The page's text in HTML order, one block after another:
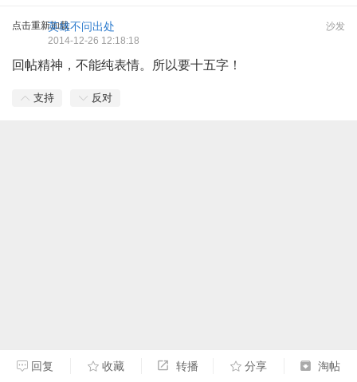
点击重新加载 沙发
英雄不问出处
2014-12-26 12:18:18
回帖精神，不能纯表情。所以要十五字！
支持 反对
回复 收藏 转播 分享 淘帖